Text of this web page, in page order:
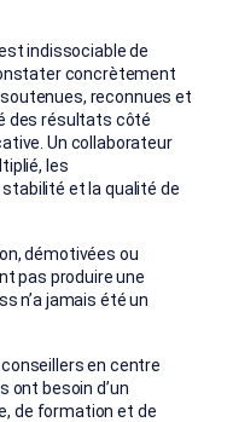
indissociable de
concrètement
reconnues et
des résultats côté
Un collaborateur
les
et la qualité de
démotivées ou
pas produire une
n’a jamais été un
en centre
ont besoin d’un
de formation et de